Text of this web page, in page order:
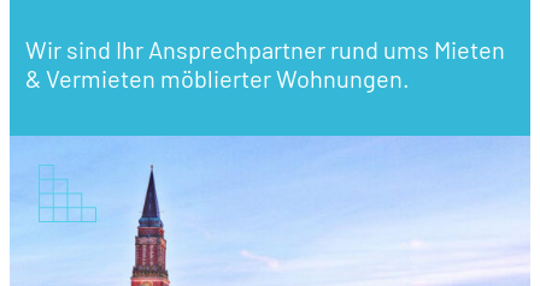
Wir sind Ihr Ansprechpartner rund ums Mieten
& Vermieten möblierter Wohnungen.